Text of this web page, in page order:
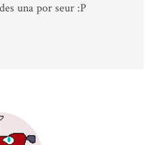
una por seur :P